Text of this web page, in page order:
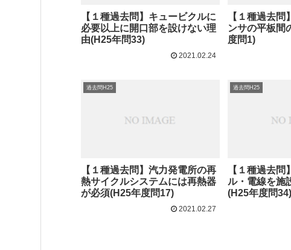
【１種過去問】キュービクルに
必要以上に開口部を設けない理
由(H25年問33)
2021.02.24
【１種過去
ンサの平板間
度問1)
過去問H25
【１種過去問】汽力発電所の再
熱サイクルシステムには再熱器
が必須(H25年度問17)
2021.02.27
過去問H25
【１種過去
ル・電線を施
(H25年度問34)